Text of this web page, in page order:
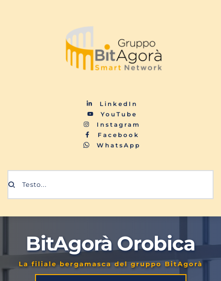
LinkedIn
YouTube
Instagram
Facebook
WhatsApp
Testo...
BitAgorà Orobica
La filiale bergamasca del gruppo BitAgorà